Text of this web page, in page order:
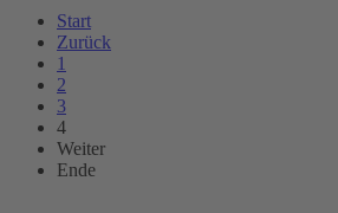
Start
Zurück
1
2
3
4
Weiter
Ende